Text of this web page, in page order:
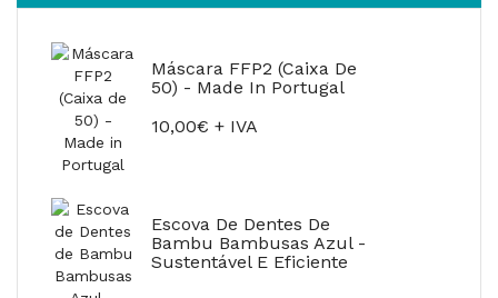
Máscara FFP2 (Caixa De
50) - Made In Portugal
10,00€ + IVA
Escova De Dentes De
Bambu Bambusas Azul -
Sustentável E Eficiente